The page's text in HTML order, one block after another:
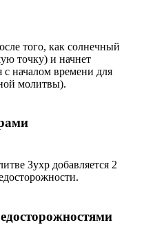
того, как солнечный
точку) и начнет
с началом времени для
молитвы).
Зухр добавляется 2